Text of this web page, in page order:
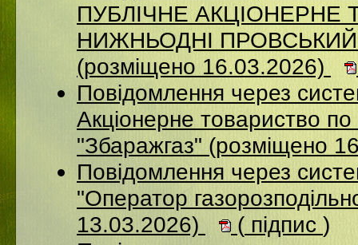
ПУБЛІЧНЕ АКЦІОНЕРНЕ
НИЖНЬОДНІ
(розміщено 16.03.2026)
Повідомлення через
Акцiонерне товариство по
"Збаражгаз" (розміщено
Повідомлення через
"Оператор
13.03.2026)
( підпис )